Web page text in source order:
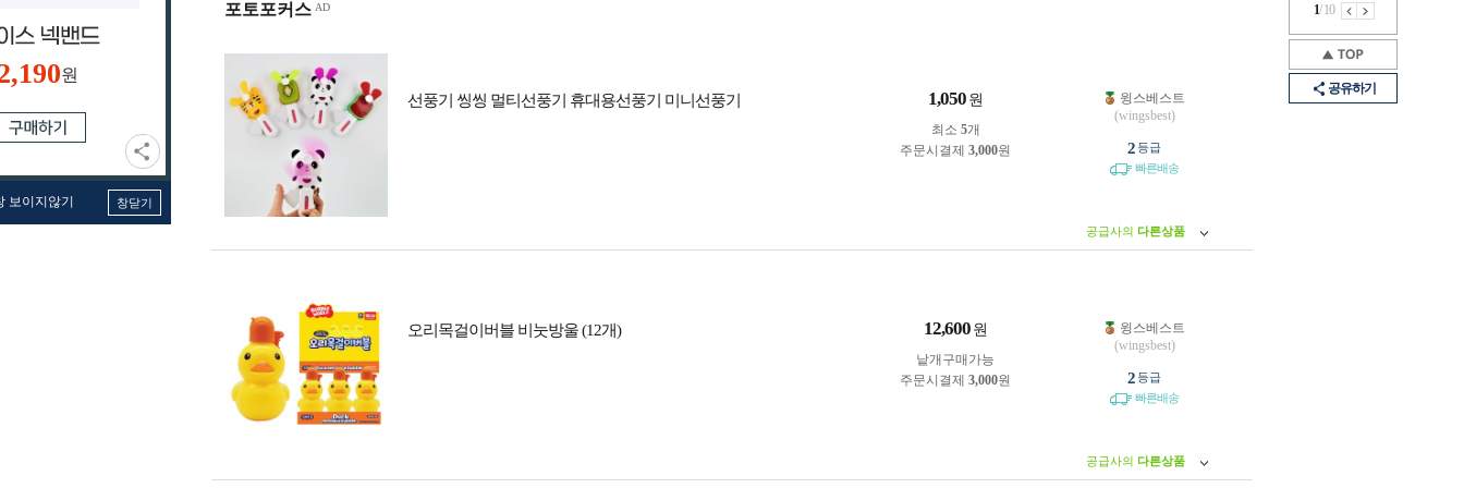
원
보이지않기 창닫기
1/10
공유하기
포토포커스
선풍기 씽씽 멀티선풍기 휴대용선풍기 미니선풍기 1,050 원
최소 5개
주문시결제 3,000원
윙스베스트
(wingsbest)
2등급
빠른배송
공급사의 다른상품
오리목걸이버블 비눗방울 (12개) 12,600 원
낱개구매가능
주문시결제 3,000원
윙스베스트
(wingsbest)
2등급
빠른배송
공급사의 다른상품